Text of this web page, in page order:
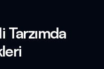
Tarzımda